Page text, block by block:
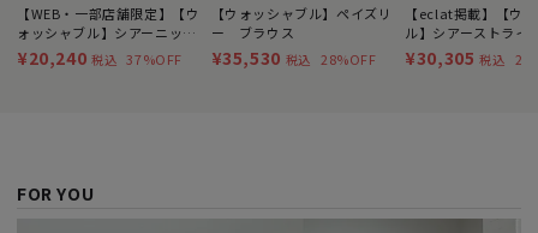
【WEB・一部店舗限定】【ウ
ォッシャブル】シアーニッ
ト カーディガン
¥20,240 税込 37%OFF
【ウォッシャブル】ペイズリ
ー ブラウス
¥35,530 税込 28%OFF
【eclat掲載】【ウ
ル】シアーストライ
アプリント ブラウ
¥30,305 税込
FOR YOU